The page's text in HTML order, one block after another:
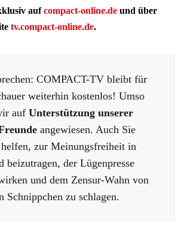
aufcompact-online.de und über
tv.compact-online.de.
COMPACT-TV bleibt für
weiterhin kostenlos! Umso
auf Unterstützung unserer
angewiesen. Auch Sie
zur Meinungsfreiheit in
beizutragen, der Lügenpresse
und dem Zensur-Wahn von
Schnippchen zu schlagen.